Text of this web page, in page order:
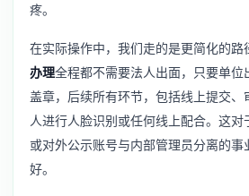
疼。
在实际操作中，我们走的是更简化的路
办理全程都不需要法人出面，只要单位
盖章，后续所有环节，包括线上提交
人进行人脸识别或任何线上配合。这对
或对外公示账号与内部管理员分离的事
好。